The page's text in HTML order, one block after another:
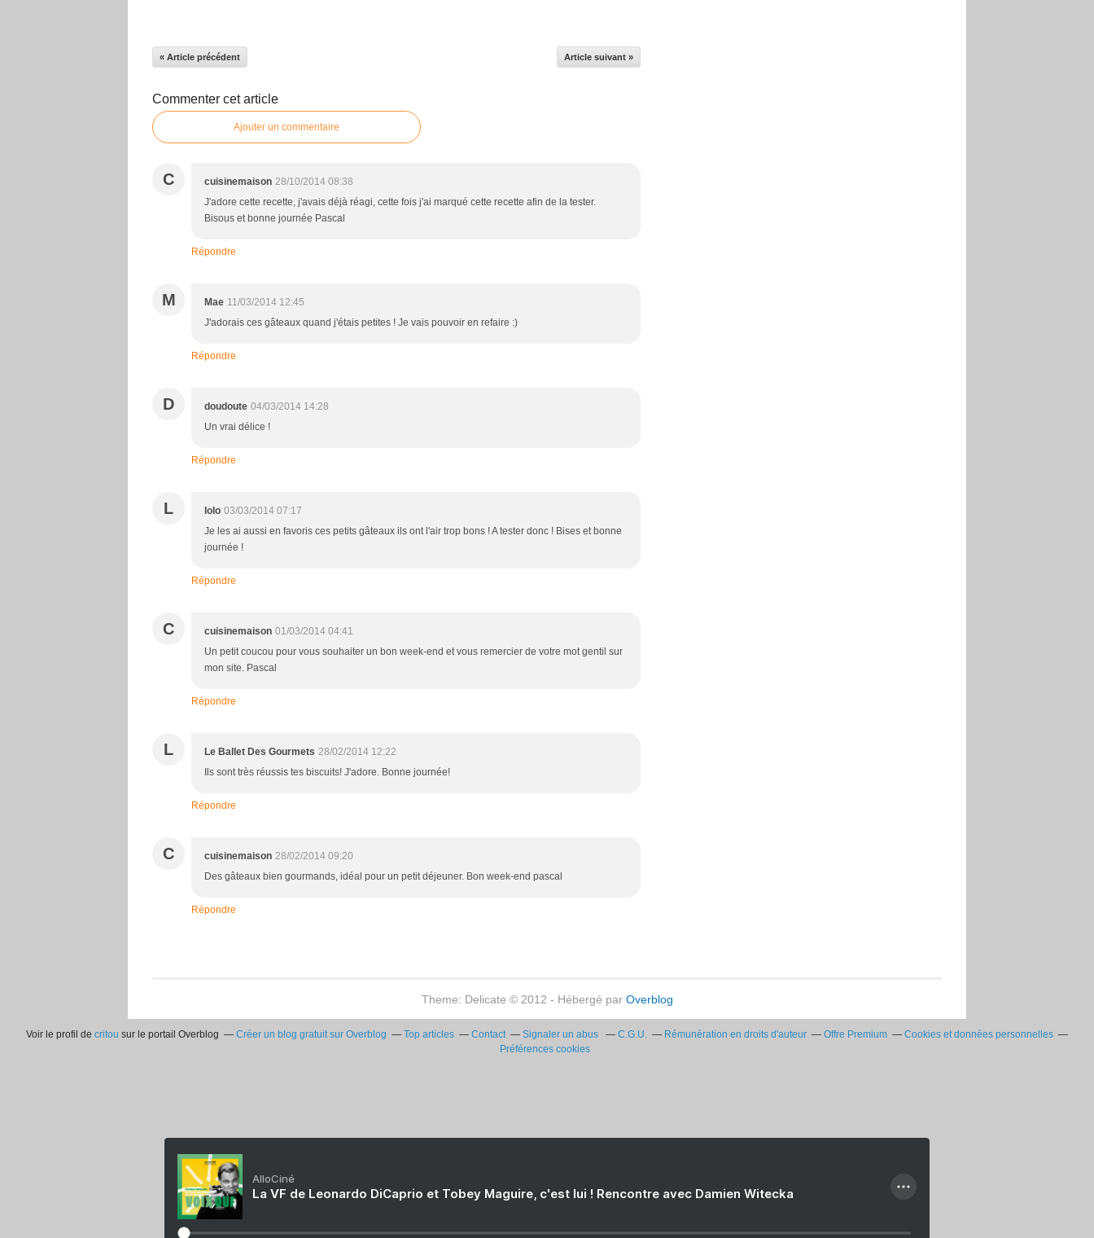
« Article précédent Article suivant »
Commenter cet article
Ajouter un commentaire
C cuisinemaison 28/10/2014 08:38
J'adore cette recette, j'avais déjà réagi, cette fois j'ai marqué cette recette afin de la tester.
Bisous et bonne journée Pascal
Répondre
M Mae 11/03/2014 12:45
J'adorais ces gâteaux quand j'étais petites ! Je vais pouvoir en refaire :)
Répondre
D doudoute 04/03/2014 14:28
Un vrai délice !
Répondre
L lolo 03/03/2014 07:17
Je les ai aussi en favoris ces petits gâteaux ils ont l'air trop bons ! A tester donc ! Bises et bonne
journée !
Répondre
C cuisinemaison 01/03/2014 04:41
Un petit coucou pour vous souhaiter un bon week-end et vous remercier de votre mot gentil sur
mon site. Pascal
Répondre
L Le Ballet Des Gourmets 28/02/2014 12:22
Ils sont très réussis tes biscuits! J'adore. Bonne journée!
Répondre
C cuisinemaison 28/02/2014 09:20
Des gâteaux bien gourmands, idéal pour un petit déjeuner. Bon week-end pascal
Répondre
Theme: Delicate © 2012 - Hébergé par Overblog
Voir le profil de critou sur le portail Overblog Créer un blog gratuit sur Overblog Top articles Contact Signaler un abus C.G.U. Rémunération en droits d'auteur Offre Premium
Cookies et données personnelles
Préférences cookies
AlloCiné
La VF de Leonardo DiCaprio et Tobey Maguire, c'est lui ! Rencontre avec Damien Witecka